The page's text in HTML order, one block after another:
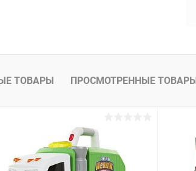
ТОВАРЫ ПРОСМОТРЕННЫЕ ТОВАРЫ